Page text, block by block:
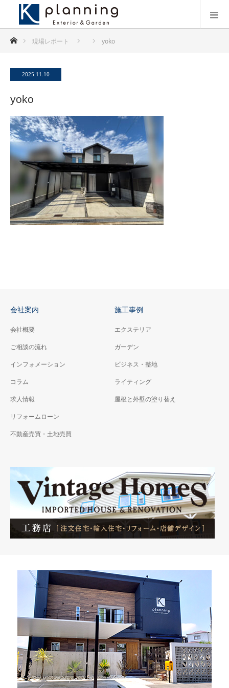
ホーム現場レポート yoko
2025.11.10
yoko
会社案内
会社概要
ご相談の流れ
インフォメーション
コラム
求人情報
リフォームローン
不動産売買・土地売買
施工事例
エクステリア
ガーデン
ビジネス・整地
ライティング
屋根と外壁の塗り替え